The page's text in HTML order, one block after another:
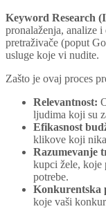
Keyword Research
pronalaženja, analize
pretraživače (poput
usluge koje vi nudite.
Zašto je ovaj proces
Relevantnost:
ljudima koji su
Efikasnost
klikove koji
Razumevanje
kupci žele, koje
potrebe.
Konkurentska
koje vaši